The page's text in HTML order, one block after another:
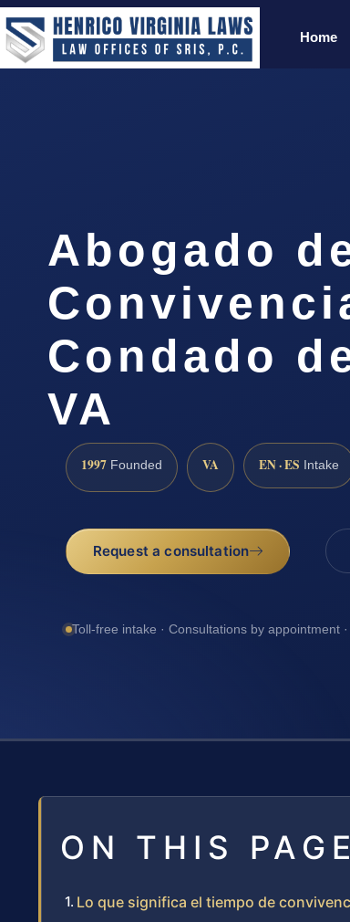
Home
Abogado
Condado
VA
1997 Founded VA EN · ES Intake
Request a consultation
Toll-free intake · Consultations by appointment
ON THIS PAGE
Lo que significa el tiempo de